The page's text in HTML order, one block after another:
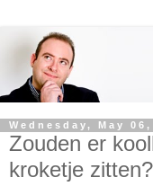
Wednesday, May 06,
Zouden er
kroketje